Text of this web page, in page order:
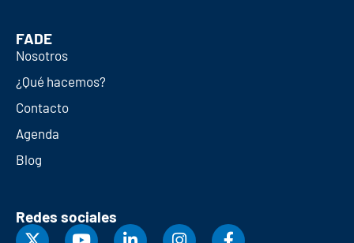
FADE
Nosotros
¿Qué hacemos?
Contacto
Agenda
Blog
Redes sociales